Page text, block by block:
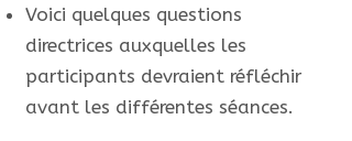
Voici quelques questions
directrices auxquelles les
participants devraient réfléchir
avant les différentes séances.